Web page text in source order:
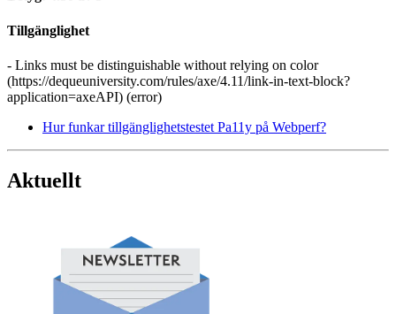
Tillgänglighet
- Links must be distinguishable without relying on color
(https://dequeuniversity.com/rules/axe/4.11/link-in-text-block?
application=axeAPI) (error)
Hur funkar tillgänglighetstestet Pa11y på Webperf?
Aktuellt